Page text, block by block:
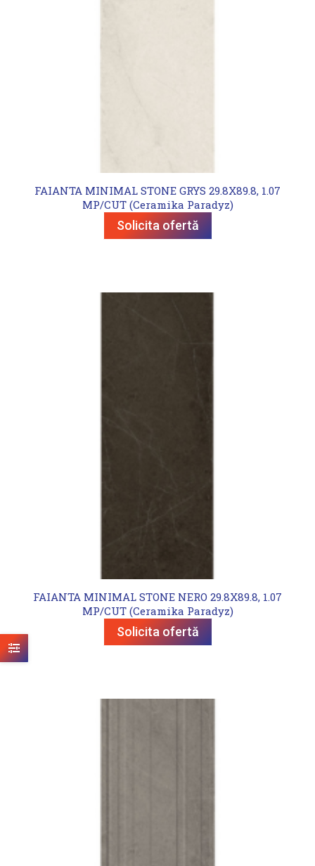
FAIANTA MINIMAL STONE GRYS 29.8X89.8, 1.07
MP/CUT (Ceramika Paradyz)
Solicita ofertă
FAIANTA MINIMAL STONE NERO 29.8X89.8, 1.07
MP/CUT (Ceramika Paradyz)
Solicita ofertă